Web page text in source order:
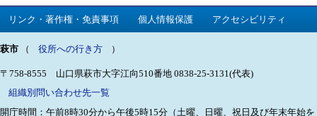
リンク・著作権・免責事項 個人情報保護 アクセシビリティ
萩市 （ 役所への行き方 ）
〒758-8555 山口県萩市大字江向510番地 0838-25-3131(代表)
組織別問い合わせ先一覧
開庁時間：午前8時30分から午後5時15分（土曜、日曜、祝日及び年末年始を